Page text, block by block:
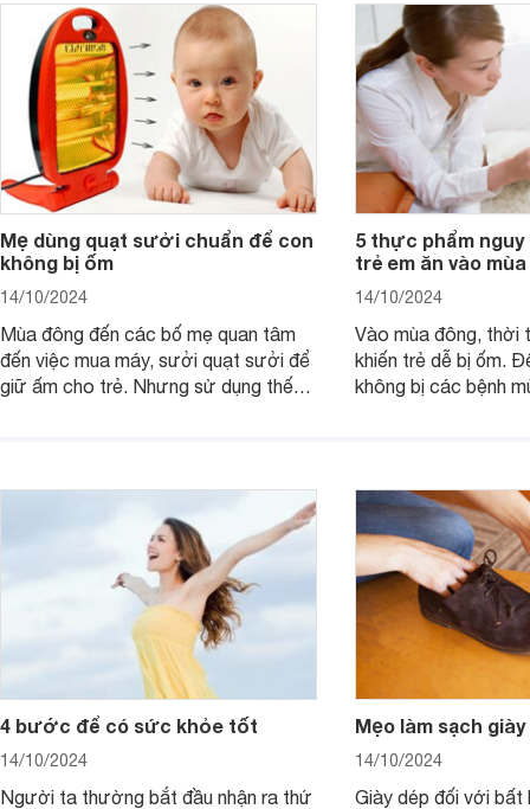
Mẹ dùng quạt sưởi chuẩn để con
không bị ốm
14/10/2024
Mùa đông đến các bố mẹ quan tâm
đến việc mua máy, sưởi quạt sưởi để
giữ ấm cho trẻ. Nhưng sử dụng thế
5 thực phẩm
trẻ em ăn vào
14/10/2024
Vào mùa đông, thời
khiến trẻ dễ bị ốm.
không bị các bệnh
4 bước để có sức khỏe tốt
14/10/2024
Người ta thường bắt đầu nhận ra thứ
Mẹo làm sạch giày
14/10/2024
Giày dép đối với bất